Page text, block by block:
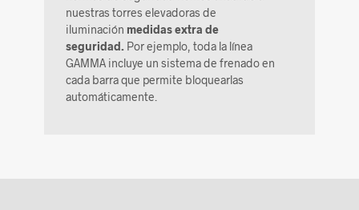
nuestras torres elevadoras de
iluminación medidas extra de
seguridad. Por ejemplo, toda la línea
GAMMA incluye un sistema de frenado en
cada barra que permite bloquearlas
automáticamente.